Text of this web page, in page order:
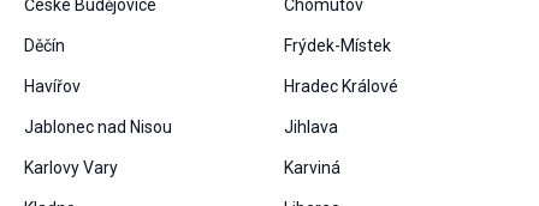
České Budějovice Chomutov
Děčín Frýdek-Místek
Havířov Hradec Králové
Jablonec nad Nisou Jihlava
Karlovy Vary Karviná